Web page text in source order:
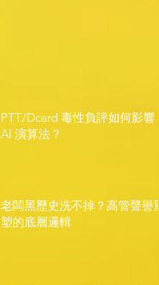
PTT/Dcard 毒性負評如何影響
AI 演算法？
老闆黑歷史洗不掉？高管聲譽重
塑的底層邏輯